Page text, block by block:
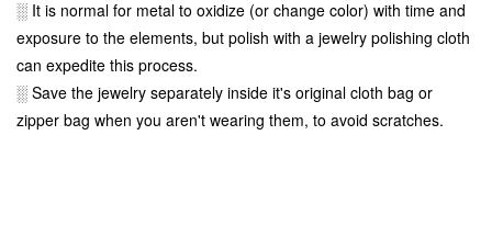
░ It is normal for metal to oxidize (or change color) with time and
exposure to the elements, but polish with a jewelry polishing cloth
can expedite this process.
░ Save the jewelry separately inside it's original cloth bag or
zipper bag when you aren't wearing them, to avoid scratches.